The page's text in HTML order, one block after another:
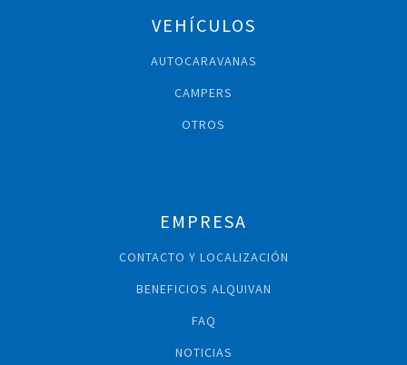
VEHÍCULOS
AUTOCARAVANAS
CAMPERS
OTROS
EMPRESA
CONTACTO Y LOCALIZACIÓN
BENEFICIOS ALQUIVAN
FAQ
NOTICIAS